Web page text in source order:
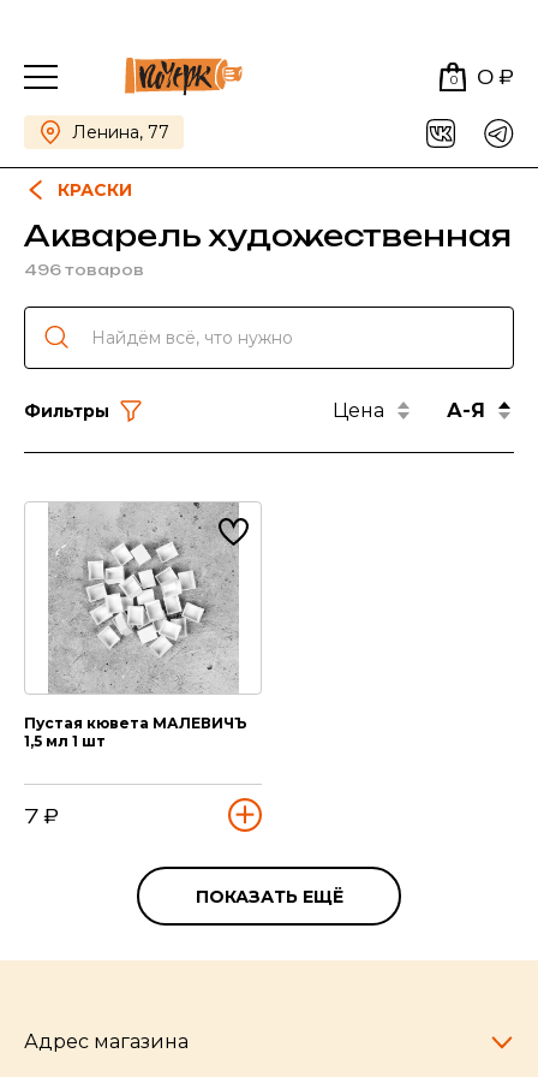
0 0 ₽
Ленина, 77
КРАСКИ
Акварель художественная
496 товаров
Фильтры Цена А-Я
Пустая кювета МАЛЕВИЧЪ
1,5 мл 1 шт
7 ₽
ПОКАЗАТЬ ЕЩЁ
Адрес магазина